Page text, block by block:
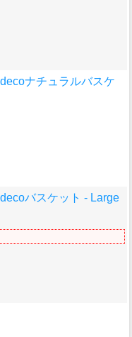
ナチュラルバスケ
バスケット - Large